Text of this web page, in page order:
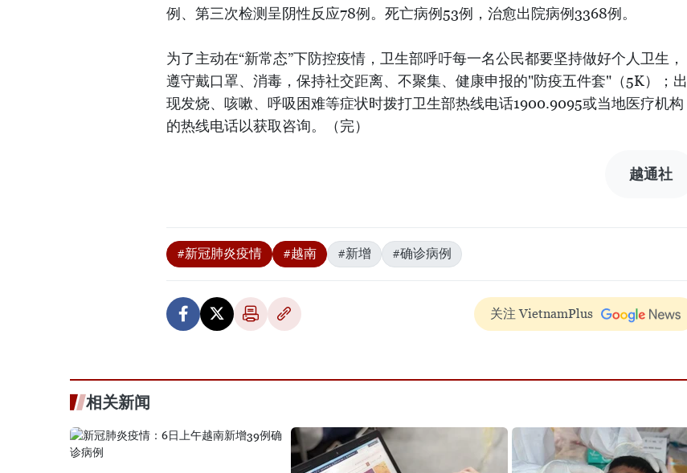
例、第三次检测呈阴性反应78例。死亡病例53例，治愈出院病例3368例。
为了主动在“新常态”下防控疫情，卫生部呼吁每一名公民都要坚持做好个人卫生，
遵守戴口罩、消毒，保持社交距离、不聚集、健康申报的"防疫五件套"（5K）；出
现发烧、咳嗽、呼吸困难等症状时拨打卫生部热线电话1900.9095或当地医疗机构
的热线电话以获取咨询。（完）
越通社
#新冠肺炎疫情 #越南 #新增 #确诊病例
关注 VietnamPlus
相关新闻